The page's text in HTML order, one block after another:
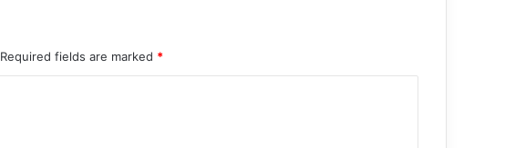
Required fields are marked *